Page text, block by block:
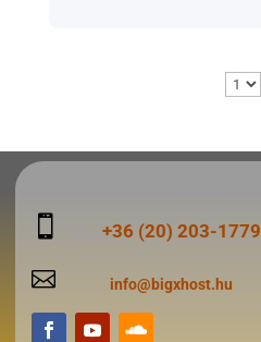
 +36 (20) 203-1779
 info@bigxhost.hu